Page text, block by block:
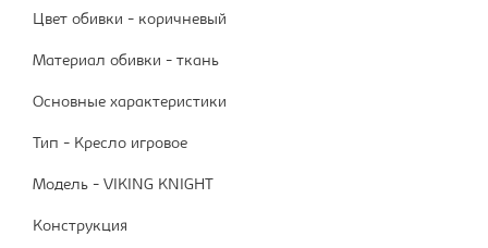
Цвет обивки - коричневый
Материал обивки - ткань
Основные характеристики
Тип - Кресло игровое
Модель - VIKING KNIGHT
Конструкция